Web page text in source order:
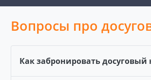
Вопросы про
Как забронировать досуговый